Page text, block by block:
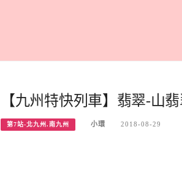
【九州特快列車】翡翠-山
第7站-北九州.南九州 小環 2018-08-29